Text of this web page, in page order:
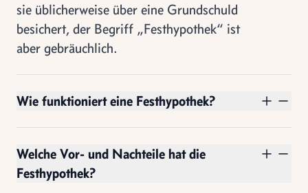
sie üblicherweise über eine Grundschuld
besichert, der Begriff „Festhypothek“ ist
aber gebräuchlich.
Wie funktioniert eine Festhypothek?
Welche Vor- und Nachteile hat die
Festhypothek?